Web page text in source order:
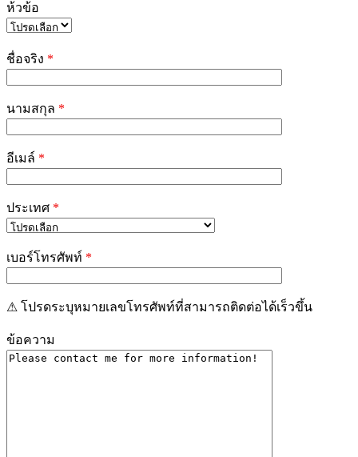
ห้วข้อ
leave
this
field
ชื่อจริง *
นามสกุล *
อีเมล์ *
ประเทศ *
เบอร์โทรศัพท์ *
⚠ โปรดระบุหมายเลขโทรศัพท์ที่สามารถติดต่อได้เร็วขึ้น
ข้อความ